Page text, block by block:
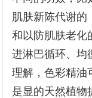
肌肤新陈代谢的
和以防肌肤老化
进淋巴循环、均
理解，色彩精油
是显的天然植物